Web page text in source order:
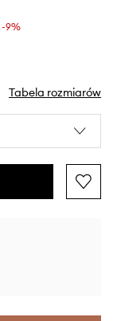
-9%
Tabela rozmiarów